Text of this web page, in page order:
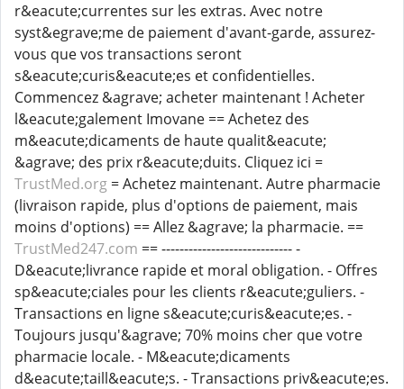
r&eacute;currentes sur les extras. Avec notre
syst&egrave;me de paiement d'avant-garde, assurez-
vous que vos transactions seront
s&eacute;curis&eacute;es et confidentielles.
Commencez &agrave; acheter maintenant ! Acheter
l&eacute;galement Imovane == Achetez des
m&eacute;dicaments de haute qualit&eacute;
&agrave; des prix r&eacute;duits. Cliquez ici =
TrustMed.org = Achetez maintenant. Autre pharmacie
(livraison rapide, plus d'options de paiement, mais
moins d'options) == Allez &agrave; la pharmacie. ==
TrustMed247.com == ----------------------------- -
D&eacute;livrance rapide et moral obligation. - Offres
sp&eacute;ciales pour les clients r&eacute;guliers. -
Transactions en ligne s&eacute;curis&eacute;es. -
Toujours jusqu'&agrave; 70% moins cher que votre
pharmacie locale. - M&eacute;dicaments
d&eacute;taill&eacute;s. - Transactions priv&eacute;es.